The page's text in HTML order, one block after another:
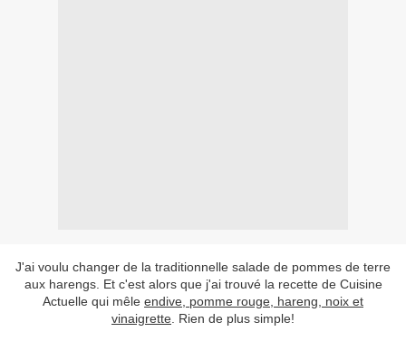
J'ai voulu changer de la traditionnelle salade de pommes de terre
aux harengs. Et c'est alors que j'ai trouvé la recette de Cuisine
Actuelle qui mêle endive, pomme rouge, hareng, noix et
vinaigrette . Rien de plus simple!